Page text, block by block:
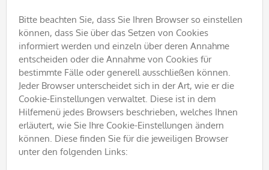
Bitte beachten Sie, dass Sie Ihren Browser so einstellen
können, dass Sie über das Setzen von Cookies
informiert werden und einzeln über deren Annahme
entscheiden oder die Annahme von Cookies für
bestimmte Fälle oder generell ausschließen können.
Jeder Browser unterscheidet sich in der Art, wie er die
Cookie-Einstellungen verwaltet. Diese ist in dem
Hilfemenü jedes Browsers beschrieben, welches Ihnen
erläutert, wie Sie Ihre Cookie-Einstellungen ändern
können. Diese finden Sie für die jeweiligen Browser
unter den folgenden Links: